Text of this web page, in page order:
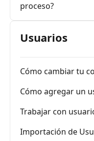
proceso?
Usuarios
Cómo cambiar tu
Cómo agregar un
Trabajar con
Importación de